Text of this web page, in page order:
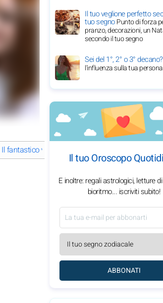
Il fantastico viaggio di Zoe Saldana nel cinema e
Il tuo veglione perfetto
tuo segnoPunto di forza
pranzo, decorazioni, un
secondo il tuo segno
Sei del 1°, 2° o 3° decano?
l'influenza sulla tua
Il tuo Oroscopo
E inoltre: regali astrologici, letture
bioritmo... iscriviti subito!
ABBONATI